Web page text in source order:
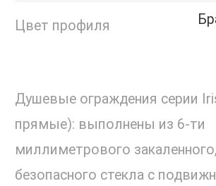
Цвет профиля
Душевые ограждения серии
прямые): выполнены из 6-ти
миллиметрового закаленного,
безопасного стекла с